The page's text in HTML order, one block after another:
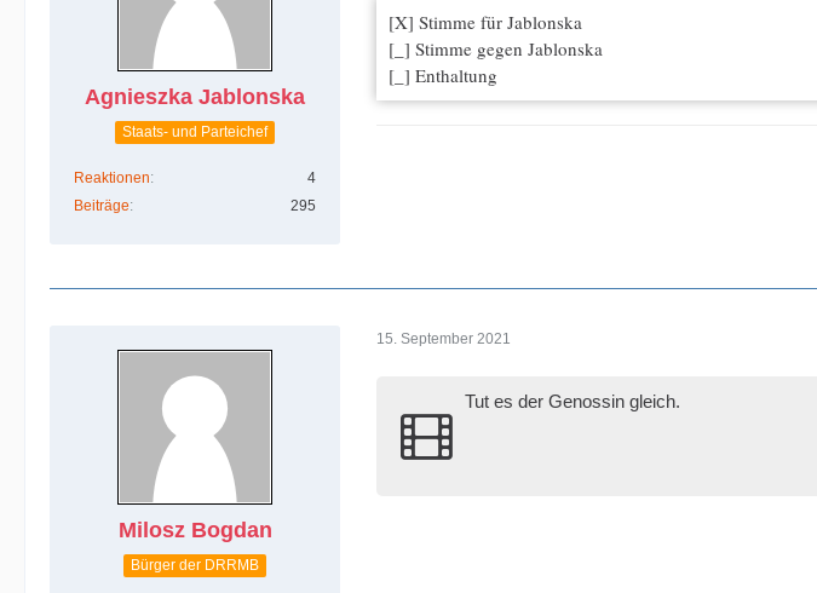
Agnieszka Jablonska
Staats- und Parteichef
Reaktionen
4
Beiträge
295
[X] Stimme für Jablonska
[_] Stimme gegen Jablonska
[_] Enthaltung
Milosz Bogdan
Bürger der DRRMB
15. September 2021
Tut es der Genossin gleich.